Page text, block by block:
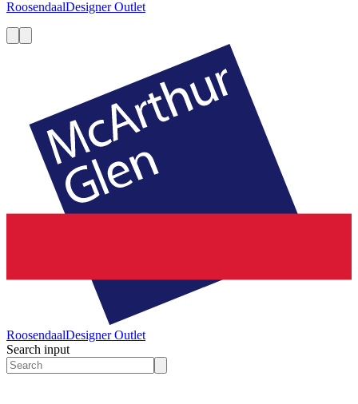
RoosendaalDesigner Outlet
RoosendaalDesigner Outlet
Search input